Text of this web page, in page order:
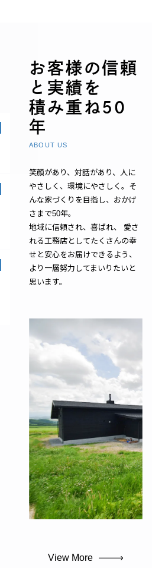
お客様の信頼
と実績を
積み重ね50
年
ABOUT US
笑顔があり、対話があり、人に
やさしく、環境にやさしく。そ
んな家づくりを目指し、おかげ
さまで50年。
地域に信頼され、喜ばれ、 愛さ
れる工務店としてたくさんの幸
せと安心をお届けできるよう、
より一層努力してまいりたいと
思います。
View More